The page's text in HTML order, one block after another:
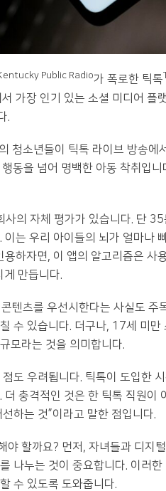
Public Radio가 폭로한 틱톡
가장 인기 있는 소셜 미디어 플
.
청소년들이 틱톡 라이브 방송에
동을 넘어 명백한 아동 착취입
사의 자체 평가가 있습니다. 단
는 우리 아이들의 뇌가 얼마나
하자면, 이 앱의 알고리즘은 사
만듭니다.
텐츠를 우선시한다는 사실도
수 있습니다. 더구나, 17세 미
모라는 것을 의미합니다.
도 우려됩니다. 틱톡이 도입한
충격적인 것은 한 틱톡 직원이
하는 것”이라고 말한 점입니다.
야 할까요? 먼저, 자녀들과 디지
나누는 것이 중요합니다. 이러
수 있도록 도와줍니다.